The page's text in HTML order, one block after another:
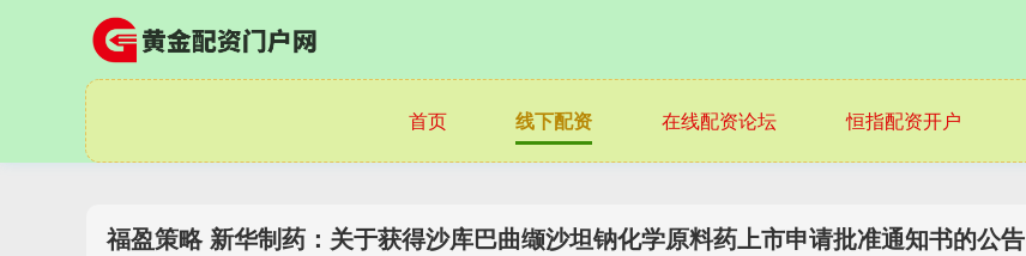
首页 线下配资 在线配资论坛 恒指配资开户
福盈策略 新华制药：关于获得沙库巴曲缬沙坦钠化学原料药上市申请批准通知书的公告